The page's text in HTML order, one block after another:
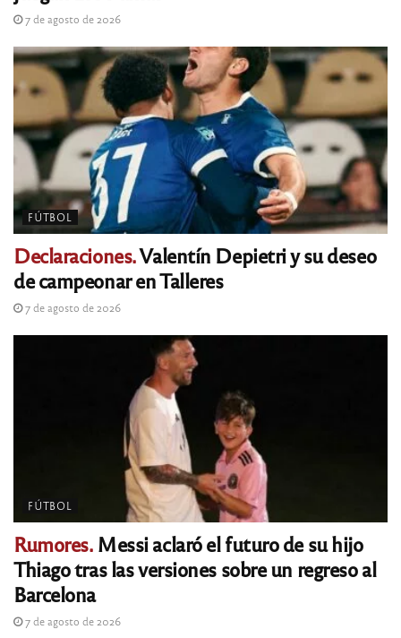
7 de agosto de 2026
FÚTBOL
Declaraciones.Valentín Depietri y su deseo
de campeonar en Talleres
7 de agosto de 2026
FÚTBOL
Rumores.Messi aclaró el futuro de su hijo
Thiago tras las versiones sobre un regreso al
Barcelona
7 de agosto de 2026